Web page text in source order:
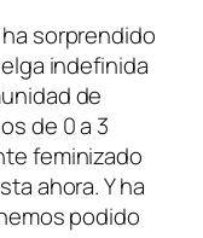
sorprendido
indefinida
de
de 0 a 3
feminizado
ahora. Y ha
podido